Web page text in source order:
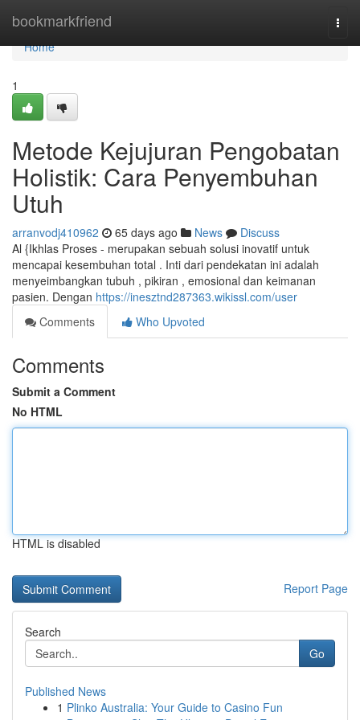
bookmarkfriend
Home
Home
1
Metode Kejujuran Pengobatan
Holistik: Cara Penyembuhan
Utuh
arranvodj410962 65 days ago News
Discuss
Al {Ikhlas Proses - merupakan sebuah solusi inovatif untuk
mencapai kesembuhan total . Inti dari pendekatan ini adalah
menyeimbangkan tubuh , pikiran , emosional dan keimanan
pasien. Dengan https://inesztnd287363.wikissl.com/user
Comments
Who Upvoted
Comments
Submit a Comment
No HTML
HTML is disabled
Report Page
Search
Go
Published News
1 Plinko Australia: Your Guide to Casino Fun